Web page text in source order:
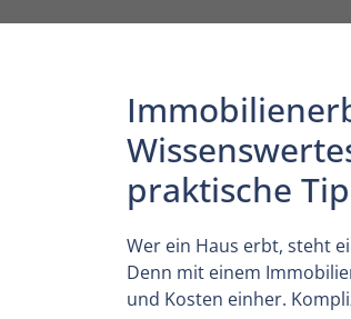
praktische
Wer ein Haus erbt, steht
Denn mit einem
und Kosten einher.